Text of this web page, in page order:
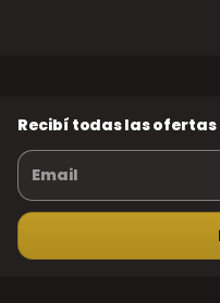
Recibí todas las ofertas